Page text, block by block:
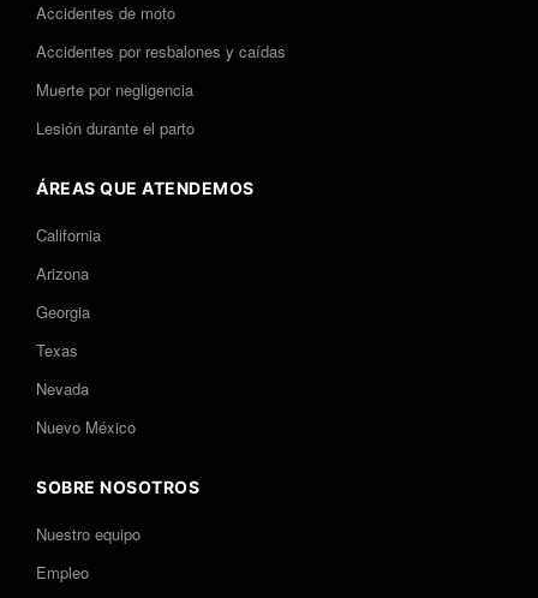
Accidentes de moto
Accidentes por resbalones y caídas
Muerte por negligencia
Lesión durante el parto
ÁREAS QUE ATENDEMOS
California
Arizona
Georgia
Texas
Nevada
Nuevo México
SOBRE NOSOTROS
Nuestro equipo
Empleo